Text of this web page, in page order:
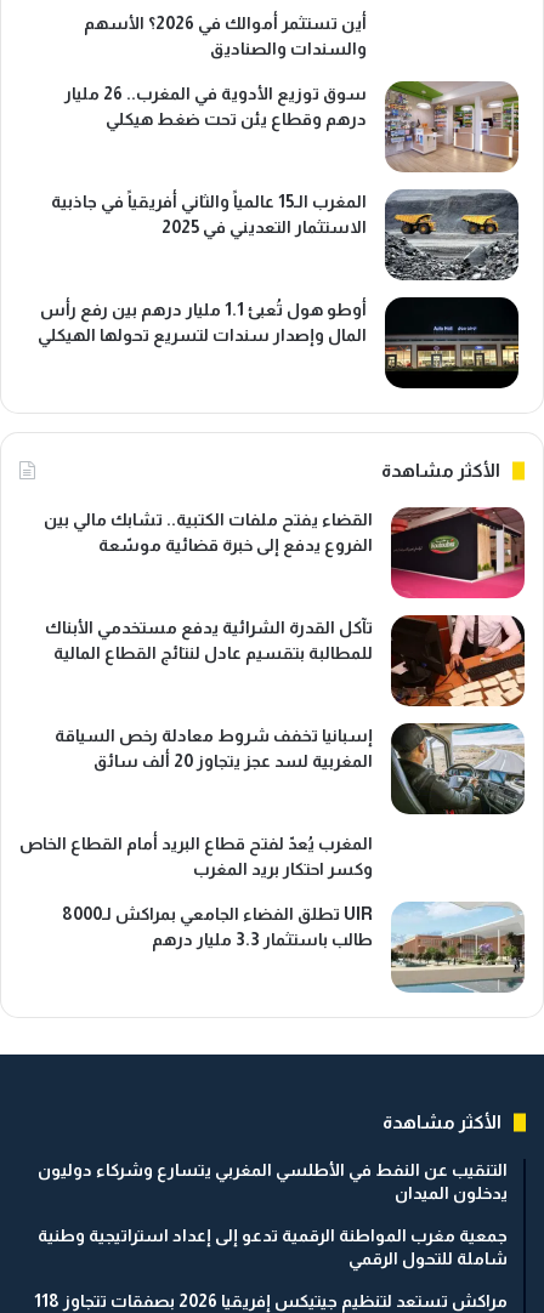
أين تستثمر أموالك في 2026؟ الأسهم
والسندات والصناديق
سوق توزيع الأدوية في المغرب.. 26 مليار
درهم وقطاع يئن تحت ضغط هيكلي
المغرب الـ15 عالمياً والثاني أفريقياً في جاذبية
الاستثمار التعديني في 2025
أوطو هول تُعبئ 1.1 مليار درهم بين رفع رأس
المال وإصدار سندات لتسريع تحولها الهيكلي
الأكثر مشاهدة
القضاء يفتح ملفات الكتبية.. تشابك مالي بين
الفروع يدفع إلى خبرة قضائية موسّعة
تآكل القدرة الشرائية يدفع مستخدمي الأبناك
للمطالبة بتقسيم عادل لنتائج القطاع المالية
إسبانيا تخفف شروط معادلة رخص السياقة
المغربية لسد عجز يتجاوز 20 ألف سائق
المغرب يُعدّ لفتح قطاع البريد أمام القطاع الخاص
وكسر احتكار بريد المغرب
UIR تطلق الفضاء الجامعي بمراكش لـ8000
طالب باستثمار 3.3 مليار درهم
الأكثر مشاهدة
التنقيب عن النفط في الأطلسي المغربي يتسارع وشركاء دوليون
يدخلون الميدان
جمعية مغرب المواطنة الرقمية تدعو إلى إعداد استراتيجية وطنية
شاملة للتحول الرقمي
مراكش تستعد لتنظيم جيتيكس إفريقيا 2026 بصفقات تتجاوز 118